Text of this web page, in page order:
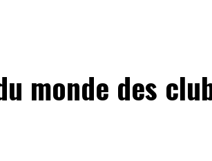
monde des